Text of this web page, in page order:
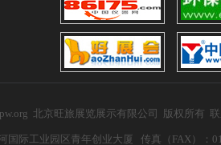
北京旺旅展览展示有限公司 版权所有
国际工业园区青年创业大厦 传真（FAX）：